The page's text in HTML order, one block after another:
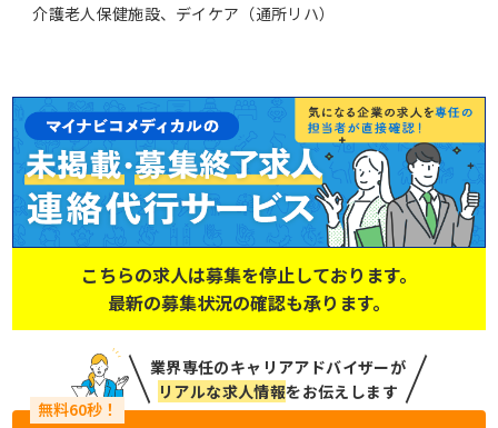
介護老人保健施設、デイケア（通所リハ）
こちらの求人は募集を停止しております。
最新の募集状況の確認も承ります。
業界専任のキャリアアドバイザーが
リアルな求人情報をお伝えします